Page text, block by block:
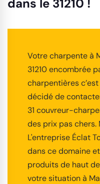
dans le 31210 !
Votre charpente à
31210 encombrée
charpentières
décidé de
31 couvreur-
des prix pas chers.
L'entreprise Éclat
dans ce domaine
produits de haut
votre situation à